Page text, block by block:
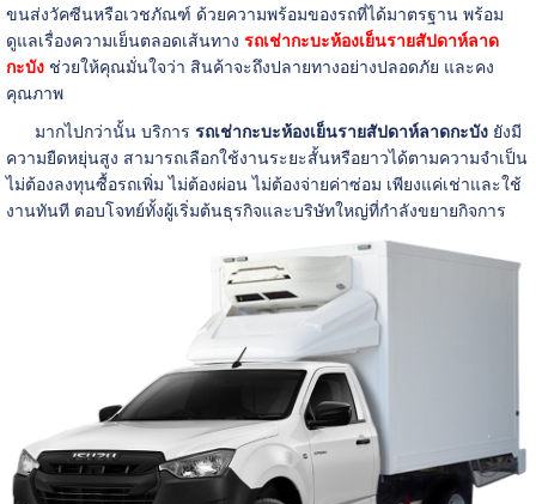
ขนส่งวัคซีนหรือเวชภัณฑ์ ด้วยความพร้อมของรถที่ได้มาตรฐาน พร้อม
ดูแลเรื่องความเย็นตลอดเส้นทาง รถเช่ากะบะห้องเย็นรายสัปดาห์ลาด
กะบังช่วยให้คุณมั่นใจว่า สินค้าจะถึงปลายทางอย่างปลอดภัย และคง
คุณภาพ
มากไปกว่านั้น บริการ รถเช่ากะบะห้องเย็นรายสัปดาห์ลาดกะบังยังมี
ความยืดหยุ่นสูง สามารถเลือกใช้งานระยะสั้นหรือยาวได้ตามความจำเป็น
ไม่ต้องลงทุนซื้อรถเพิ่ม ไม่ต้องผ่อน ไม่ต้องจ่ายค่าซ่อม เพียงแค่เช่าและใช้
งานทันที ตอบโจทย์ทั้งผู้เริ่มต้นธุรกิจและบริษัทใหญ่ที่กำลังขยายกิจการ